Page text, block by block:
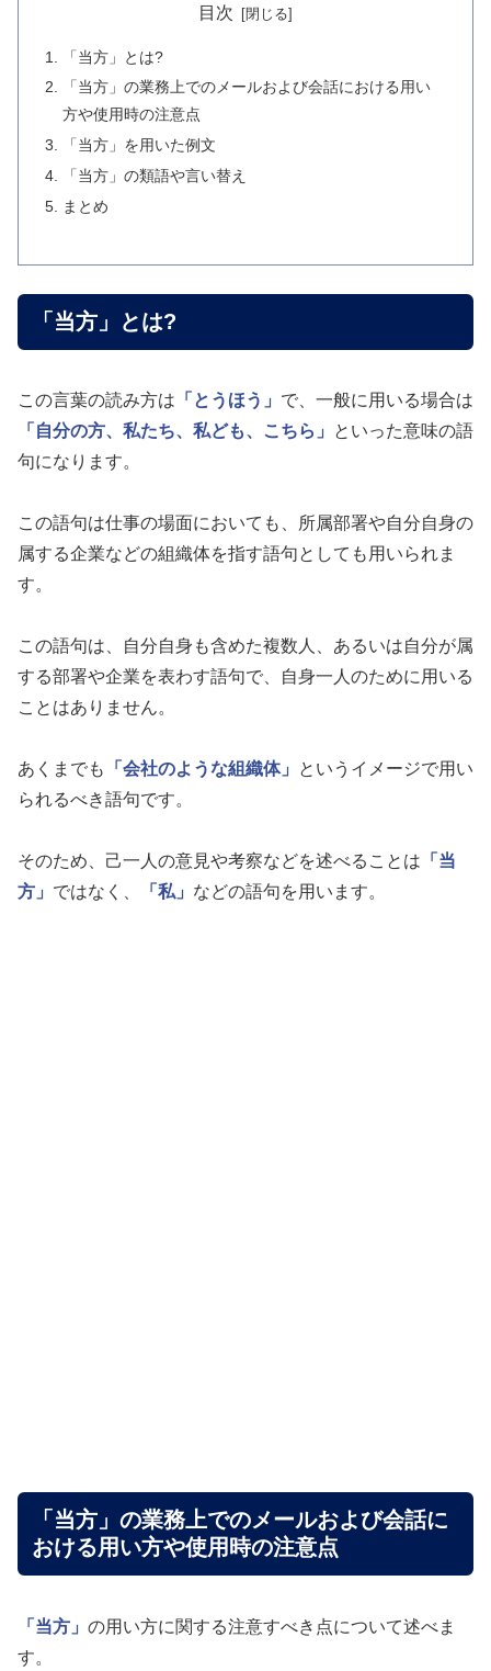
目次
「当方」とは?
「当方」の業務上でのメールおよび会話における用い
方や使用時の注意点
「当方」を用いた例文
「当方」の類語や言い替え
まとめ
「当方」とは?
この言葉の読み方は 「とうほう」 で、一般に用いる場合は
「自分の方、私たち、私ども、こちら」
といった意味の語
句になります。
この語句は仕事の場面においても、所属部署や自分自身の
属する企業などの組織体を指す語句としても用いられま
す。
この語句は、自分自身も含めた複数人、あるいは自分が属
する部署や企業を表わす語句で、自身一人のために用いる
ことはありません。
あくまでも 「会社のような組織体」
というイメージで用い
られるべき語句です。
そのため、己一人の意見や考察などを述べることは 「当
方」 ではなく、 「私」 などの語句を用います。
「当方」の業務上でのメールおよび会話に
おける用い方や使用時の注意点
「当方」 の用い方に関する注意すべき点について述べま
す。